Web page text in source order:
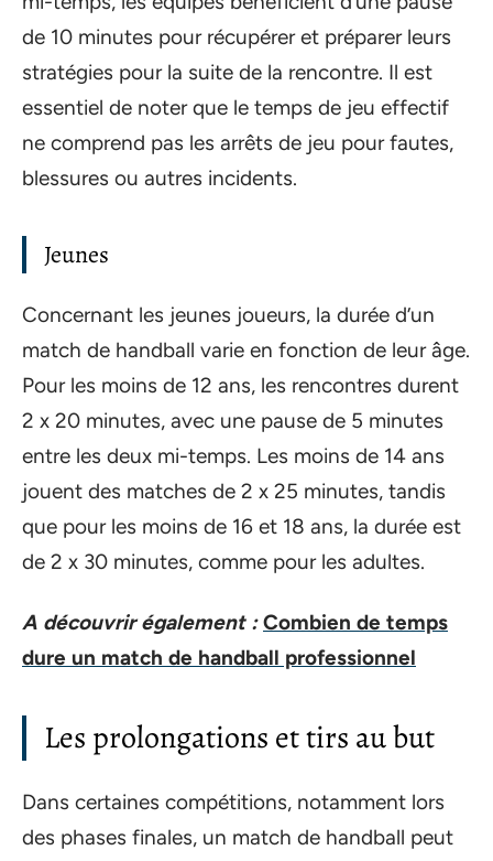
de 10 minutes pour récupérer et préparer leurs
stratégies pour la suite de la rencontre. Il est
essentiel de noter que le temps de jeu effectif
ne comprend pas les arrêts de jeu pour fautes,
blessures ou autres incidents.
Jeunes
Concernant les jeunes joueurs, la durée d’un
match de handball varie en fonction de leur âge.
Pour les moins de 12 ans, les rencontres durent
2 x 20 minutes, avec une pause de 5 minutes
entre les deux mi-temps. Les moins de 14 ans
jouent des matches de 2 x 25 minutes, tandis
que pour les moins de 16 et 18 ans, la durée est
de 2 x 30 minutes, comme pour les adultes.
A découvrir également : Combien de temps
dure un match de handball professionnel
Les prolongations et tirs au but
Dans certaines compétitions, notamment lors
des phases finales, un match de handball peut